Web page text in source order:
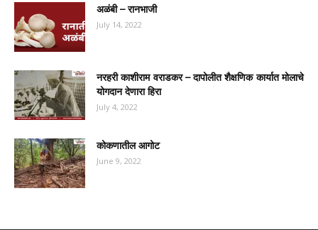
अळंबी – रानभाजी
July 14, 2022
नरहरी काशीराम वराडकर – दापोलीत शैक्षणिक कार्यात मोलाचे
योगदान देणारा हिरा
July 4, 2022
कोकणातील आगोट
June 9, 2022